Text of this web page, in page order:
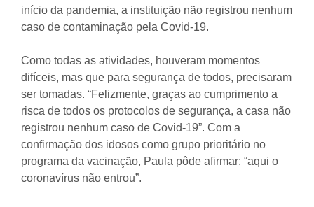
início da pandemia, a instituição não registrou nenhum
caso de contaminação pela Covid-19.
Como todas as atividades, houveram momentos
difíceis, mas que para segurança de todos, precisaram
ser tomadas. “Felizmente, graças ao cumprimento a
risca de todos os protocolos de segurança, a casa não
registrou nenhum caso de Covid-19”. Com a
confirmação dos idosos como grupo prioritário no
programa da vacinação, Paula pôde afirmar: “aqui o
coronavírus não entrou”.